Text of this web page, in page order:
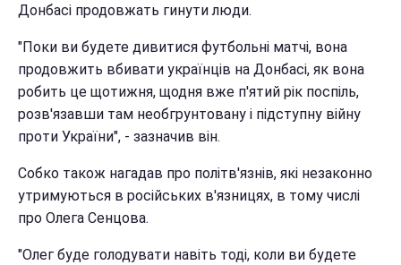
Донбасі продовжать гинути люди.
"Поки ви будете дивитися футбольні матчі, вона
продовжить вбивати українців на Донбасі, як вона
робить це щотижня, щодня вже п'ятий рік поспіль,
розв'язавши там необгрунтовану і підступну війну
проти України", - зазначив він.
Собко також нагадав про політв'язнів, які незаконно
утримуються в російських в'язницях, в тому числі
про Олега Сенцова.
"Олег буде голодувати навіть тоді, коли ви будете